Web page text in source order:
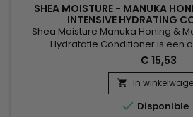
SHEA MOISTURE - MANUKA
INTENSIVE HYDRATING
Shea Moisture Manuka Honing &
Hydratatie Conditioner is een
geformuleerd met Baobab-olie en
voor onmiddellijke vermindering
soepel, hydrateert en geeft het
Ideaal voor alle soorten droog
glanzend en
€ 15,53
 In
 Disponible